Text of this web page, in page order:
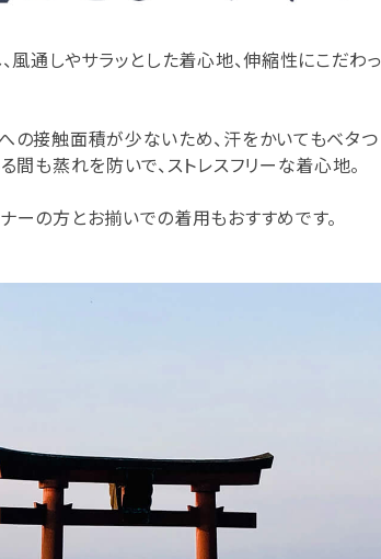
通しやサラッとした着心地、伸縮性にこだわっ
の接触面積が少ないため、汗をかいてもベタつ
間も蒸れを防いで、ストレスフリーな着心地。
ーの方とお揃いでの着用もおすすめです。